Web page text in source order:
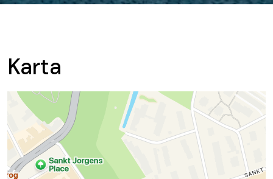
Karta